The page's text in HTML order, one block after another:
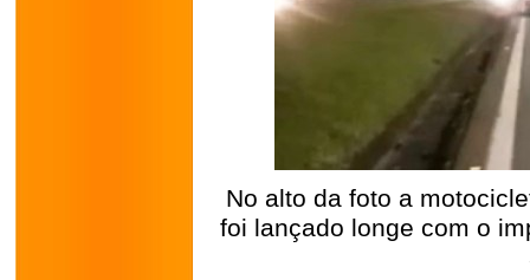
No alto da foto a
foi lançado longe com o